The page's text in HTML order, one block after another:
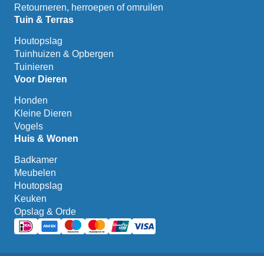
Retourneren, herroepen of omruilen
Tuin & Terras
Houtopslag
Tuinhuizen & Opbergen
Tuinieren
Voor Dieren
Honden
Kleine Dieren
Vogels
Huis & Wonen
Badkamer
Meubelen
Houtopslag
Keuken
Opslag & Orde